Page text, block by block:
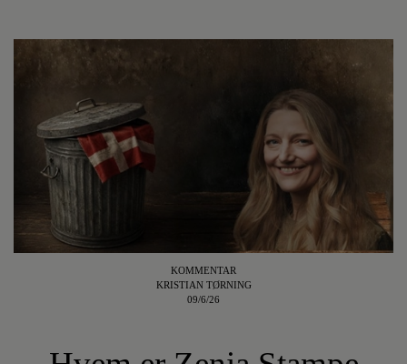
KOMMENTAR
KRISTIAN TØRNING
09/6/26